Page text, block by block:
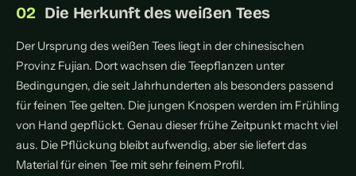
Die Herkunft des weißen Tees
Der Ursprung des weißen Tees liegt in der chinesischen
Provinz Fujian. Dort wachsen die Teepflanzen unter
Bedingungen, die seit Jahrhunderten als besonders passend
für feinen Tee gelten. Die jungen Knospen werden im Frühling
von Hand gepflückt. Genau dieser frühe Zeitpunkt macht viel
aus. Die Pflückung bleibt aufwendig, aber sie liefert das
Material für einen Tee mit sehr feinem Profil.